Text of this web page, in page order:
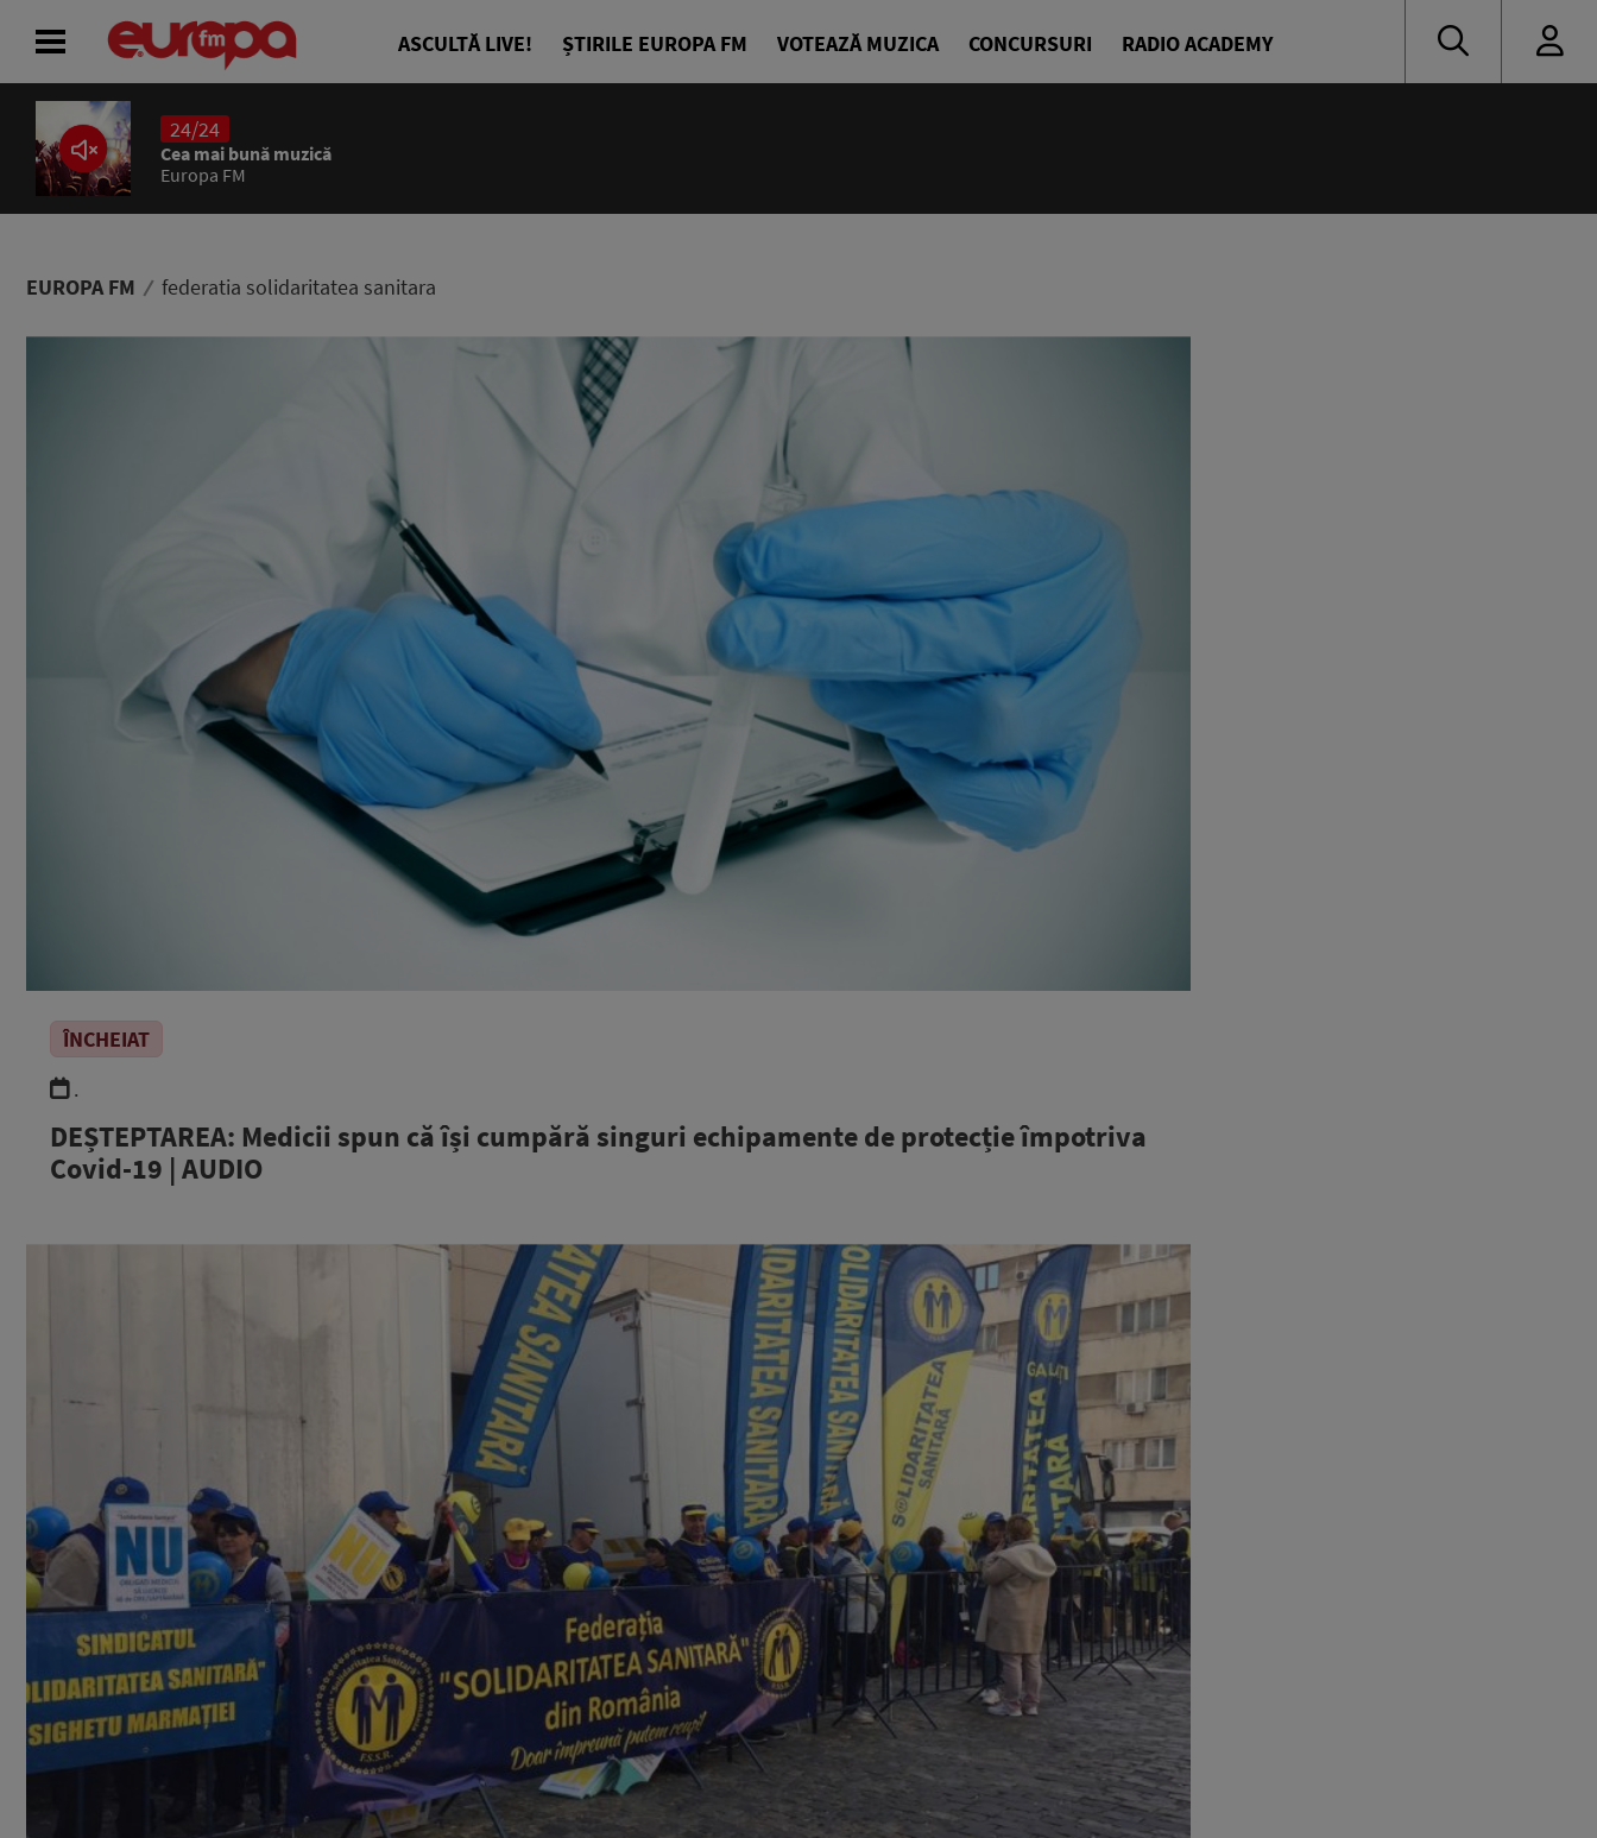
ASCULTĂ LIVE! ȘTIRILE EUROPA FM VOTEAZĂ MUZICA CONCURSURI RADIO ACADEMY
24/24
Cea mai bună muzică
Europa FM
EUROPA FM federatia solidaritatea sanitara
ÎNCHEIAT
.
DEȘTEPTAREA: Medicii spun că își cumpără singuri echipamente de protecție împotriva
Covid-19 | AUDIO
ACASĂ
ȘTIRI